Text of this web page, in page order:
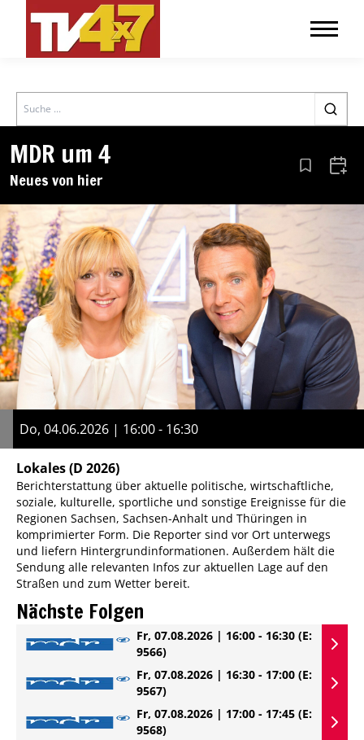
Search
MDR um 4
Neues von hier Aus den
Do, 04.06.2026 | 16:00 - 16:30
Lokales(D 2026)
Berichterstattung über aktuelle politische, wirtschaftliche,
soziale, kulturelle, sportliche und sonstige Ereignisse für die
Regionen Sachsen, Sachsen-Anhalt und Thüringen in
komprimierter Form. Die Reporter sind vor Ort unterwegs
und liefern Hintergrundinformationen. Außerdem hält die
Sendung alle relevanten Infos zur aktuellen Lage auf den
Straßen und zum Wetter bereit.
Nächste Folgen
Fr, 07.08.2026 | 16:00 - 16:30 (E:
9566)
Fr, 07.08.2026 | 16:30 - 17:00 (E:
9567)
Fr, 07.08.2026 | 17:00 - 17:45 (E:
9568)